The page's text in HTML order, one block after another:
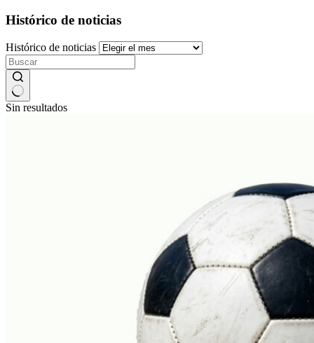
Histórico de noticias
Histórico de noticias
Sin resultados